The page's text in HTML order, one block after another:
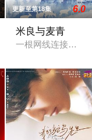
精心策划的“夏令营
更新至第18集 6.0
米良与麦青
一根网线连接了中